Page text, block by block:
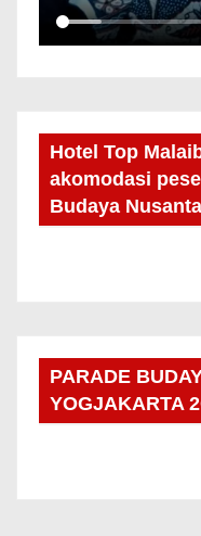
Hotel Top
akomodasi
Budaya
PARADE
YOGJAKARTA